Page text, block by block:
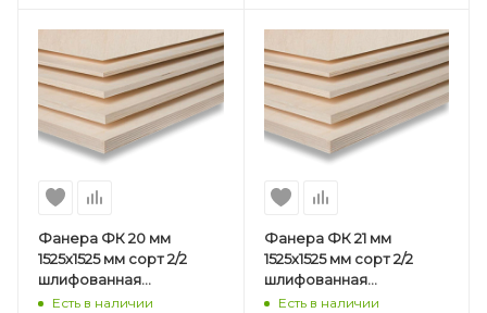
Фанера ФК 20 мм
1525х1525 мм сорт 2/2
шлифованная
березовая
Есть в наличии
Фанера ФК 21 мм
1525х1525 мм сорт 2/2
шлифованная
березовая
Есть в наличии